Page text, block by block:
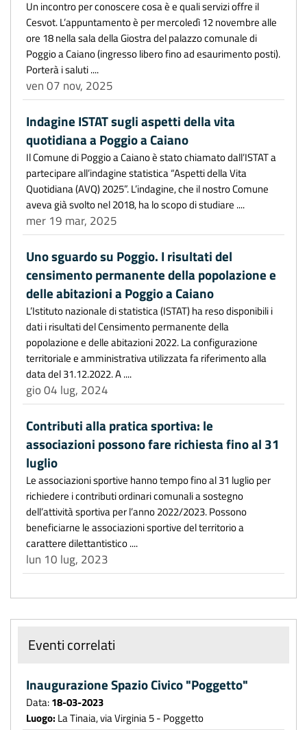
Un incontro per conoscere cosa è e quali servizi offre il
Cesvot. L’appuntamento è per mercoledì 12 novembre alle
ore 18 nella sala della Giostra del palazzo comunale di
Poggio a Caiano (ingresso libero fino ad esaurimento posti).
Porterà i saluti ....
ven 07 nov, 2025
Indagine ISTAT sugli aspetti della vita
quotidiana a Poggio a Caiano
Il Comune di Poggio a Caiano è stato chiamato dall’ISTAT a
partecipare all’indagine statistica “Aspetti della Vita
Quotidiana (AVQ) 2025”. L’indagine, che il nostro Comune
aveva già svolto nel 2018, ha lo scopo di studiare ....
mer 19 mar, 2025
Uno sguardo su Poggio. I risultati del
censimento permanente della popolazione e
delle abitazioni a Poggio a Caiano
L’Istituto nazionale di statistica (ISTAT) ha reso disponibili i
dati i risultati del Censimento permanente della
popolazione e delle abitazioni 2022. La configurazione
territoriale e amministrativa utilizzata fa riferimento alla
data del 31.12.2022. A ....
gio 04 lug, 2024
Contributi alla pratica sportiva: le
associazioni possono fare richiesta fino al 31
luglio
Le associazioni sportive hanno tempo fino al 31 luglio per
richiedere i contributi ordinari comunali a sostegno
dell’attività sportiva per l’anno 2022/2023. Possono
beneficiarne le associazioni sportive del territorio a
carattere dilettantistico ....
lun 10 lug, 2023
Eventi correlati
Inaugurazione Spazio Civico "Poggetto"
Data:18-03-2023
Luogo: La Tinaia, via Virginia 5 - Poggetto